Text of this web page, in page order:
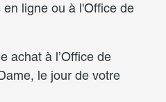
ligne ou à l'Office de
achat à l’Office de
le jour de votre